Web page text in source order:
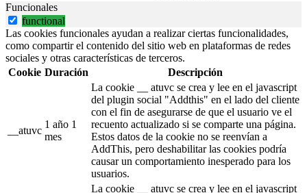
Funcionales
functional
Las cookies funcionales ayudan a realizar ciertas funcionalidades,
como compartir el contenido del sitio web en plataformas de redes
sociales y otras características de terceros.
Cookie Duración Descripción
__atuvc
1 año 1
mes
La cookie __ atuvc se crea y lee en el javascript
del plugin social "Addthis" en el lado del cliente
con el fin de asegurarse de que el usuario ve el
recuento actualizado si se comparte una página.
Estos datos de la cookie no se reenvían a
AddThis, pero deshabilitar las cookies podría
causar un comportamiento inesperado para los
usuarios.
La cookie __ atuvc se crea y lee en el javascript